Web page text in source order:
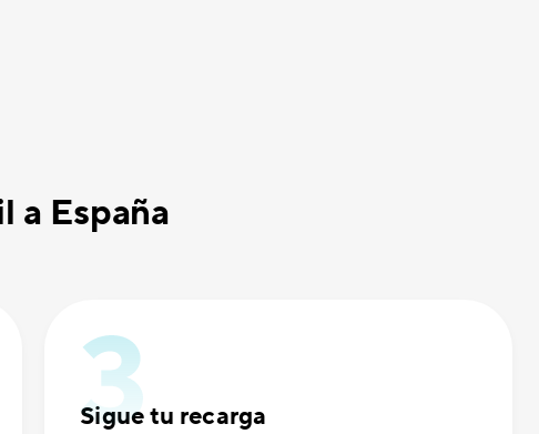
a España
Sigue tu recarga